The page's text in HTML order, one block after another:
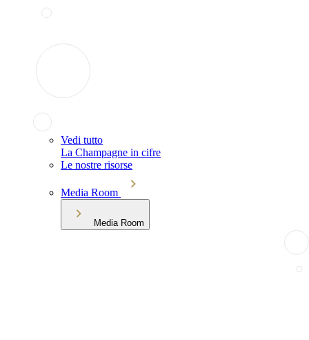
Vedi tutto
La Champagne in cifre
Le nostre risorse
Media Room
Media Room